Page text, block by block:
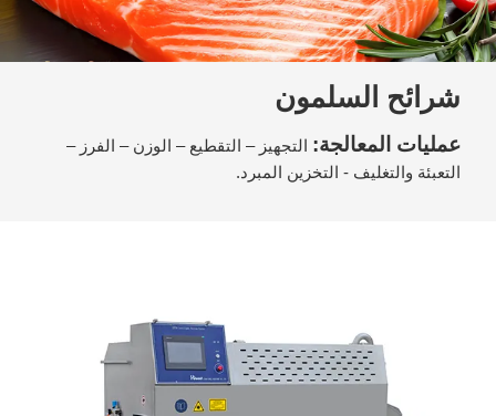
شرائح السلمون
عمليات المعالجة: التجهيز – التقطيع – الوزن – الفرز –
التعبئة والتغليف - التخزين المبرد.